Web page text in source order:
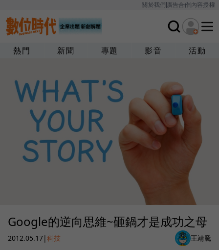
關於我們廣告合作內容授權
熱門 新聞 專題 影音 活動
Google的逆向思維~砸鍋才是成功之母
2012.05.17|科技 王靖騰